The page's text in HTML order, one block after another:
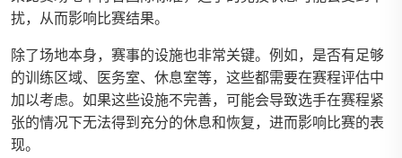
扰，从而影响比赛结果。
除了场地本身，赛事的设施也非常关键。例如，是否有足够
的训练区域、医务室、休息室等，这些都需要在赛程评估中
加以考虑。如果这些设施不完善，可能会导致选手在赛程紧
张的情况下无法得到充分的休息和恢复，进而影响比赛的表
现。